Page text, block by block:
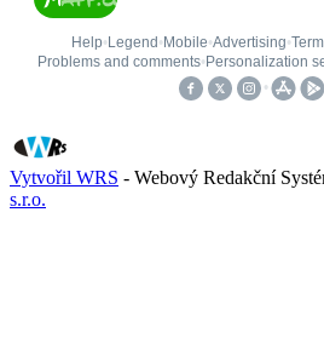
Vytvořil WRS - Webový Redakční
s.r.o.